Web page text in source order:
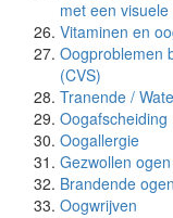
met een
Vitaminen en
Oogproblemen
(CVS)
Tranende /
Oogafscheiding
Oogallergie
Gezwollen
Brandende ogen
Oogwrijven